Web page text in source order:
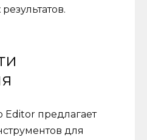
Editor предлагает
для